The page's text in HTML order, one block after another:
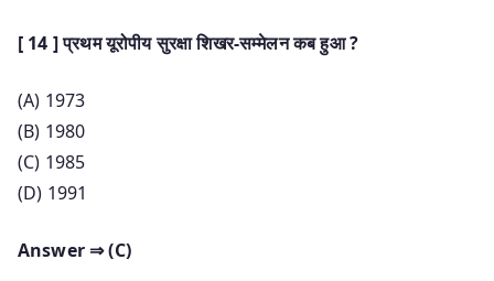
[ 14 ] प्रथम यूरोपीय सुरक्षा शिखर-सम्मेलन कब हुआ ?
(A) 1973
(B) 1980
(C) 1985
(D) 1991
Answer ⇒ (C)